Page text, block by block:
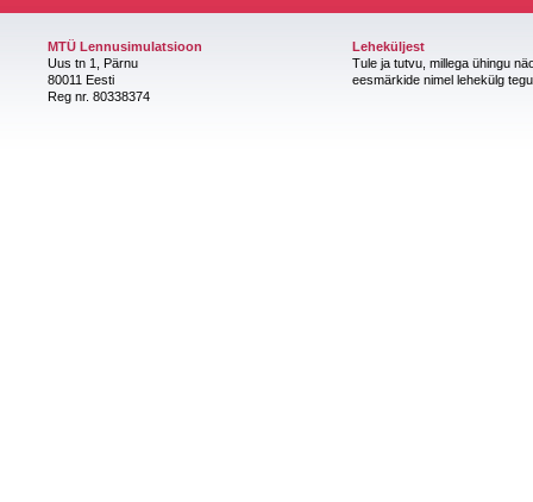
MTÜ Lennusimulatsioon
Uus tn 1, Pärnu
80011 Eesti
Reg nr. 80338374
Leheküljest
Tule ja tutvu, millega ühingu
eesmärkide nimel lehekülg